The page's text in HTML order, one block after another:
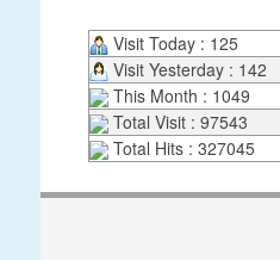
Visit Today : 125
Visit Yesterday : 142
This Month : 1049
Total Visit : 97543
Total Hits : 327045